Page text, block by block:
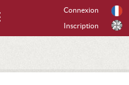
Connexion
Inscription